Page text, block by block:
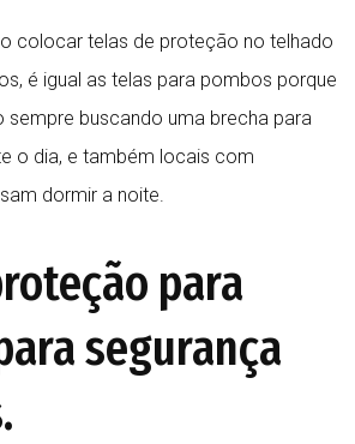
colocar telas de proteção no telhado
é igual as telas para pombos porque
buscando uma brecha para
o dia, e também locais com
dormir a noite.
para
segurança